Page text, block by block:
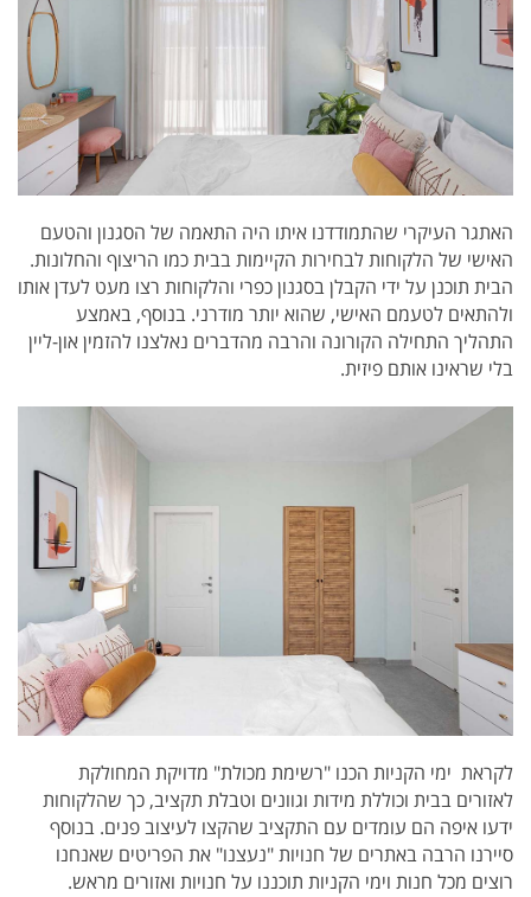
האתגר העיקרי שהתמודדנו איתו היה התאמה של הסגנון והטעם
האישי של הלקוחות לבחירות הקיימות בבית כמו הריצוף והחלונות.
הבית תוכנן על ידי הקבלן בסגנון כפרי והלקוחות רצו מעט לעדן אותו
ולהתאים לטעמם האישי, שהוא יותר מודרני. בנוסף, באמצע
התהליך התחילה הקורונה והרבה מהדברים נאלצנו להזמין און-ליין
בלי שראינו אותם פיזית.
לקראת ימי הקניות הכנו "רשימת מכולת" מדויקת המחולקת
לאזורים בבית וכוללת מידות וגוונים וטבלת תקציב, כך שהלקוחות
ידעו איפה הם עומדים עם התקציב שהקצו לעיצוב פנים. בנוסף
סיירנו הרבה באתרים של חנויות "נעצנו" את הפריטים שאנחנו
רוצים מכל חנות וימי הקניות תוכננו על חנויות ואזורים מראש.